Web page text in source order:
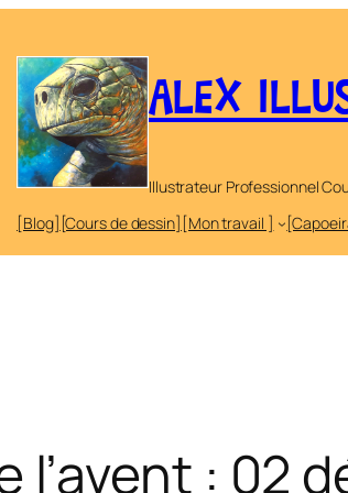
ALEX
Illustrateur Professionnel
[Blog] [Cours de dessin] [Mon travail ]
l’avent : 02